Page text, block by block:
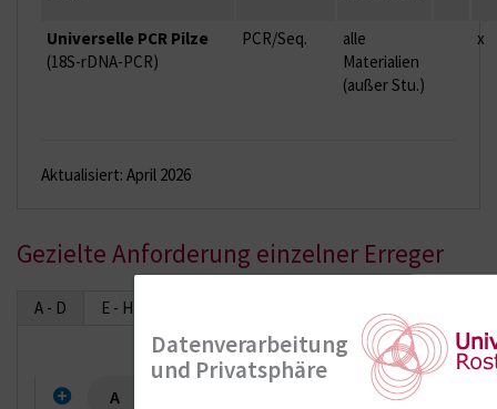
Universelle PCR Pilze
(18S-rDNA-PCR)
PCR/Seq.
alle
Materialien
(außer Stu.)
x
Aktualisiert: April 2026
Gezielte Anforderung einzelner Erreger
A - D E - H
A
Datenverarbeitung
und Privatsphäre